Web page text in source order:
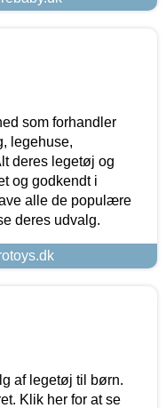
som forhandler
legehuse,
deres legetøj og
og godkendt i
alle de populære
deres udvalg.
af legetøj til børn.
Klik her for at se